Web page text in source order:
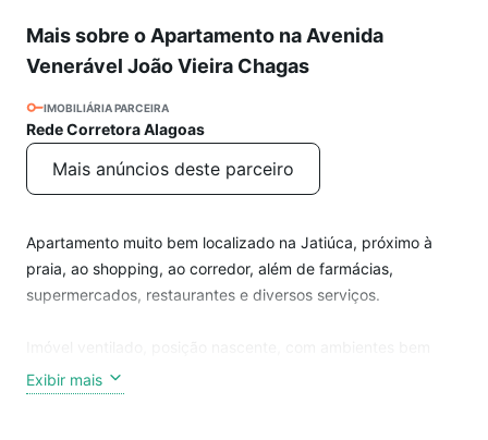
Mais sobre o Apartamento na Avenida
Venerável João Vieira Chagas
IMOBILIÁRIA PARCEIRA
Rede Corretora Alagoas
Mais anúncios deste parceiro
Apartamento muito bem localizado na Jatiúca, próximo à
praia, ao shopping, ao corredor, além de farmácias,
supermercados, restaurantes e diversos serviços.
distribuídos.
Exibir mais